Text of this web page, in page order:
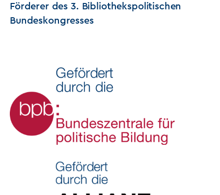
Förderer des 3. Bibliothekspolitischen
Bundeskongresses